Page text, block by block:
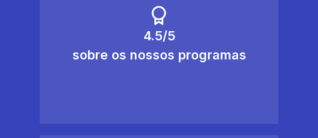
4.5/5
sobre os nossos programas